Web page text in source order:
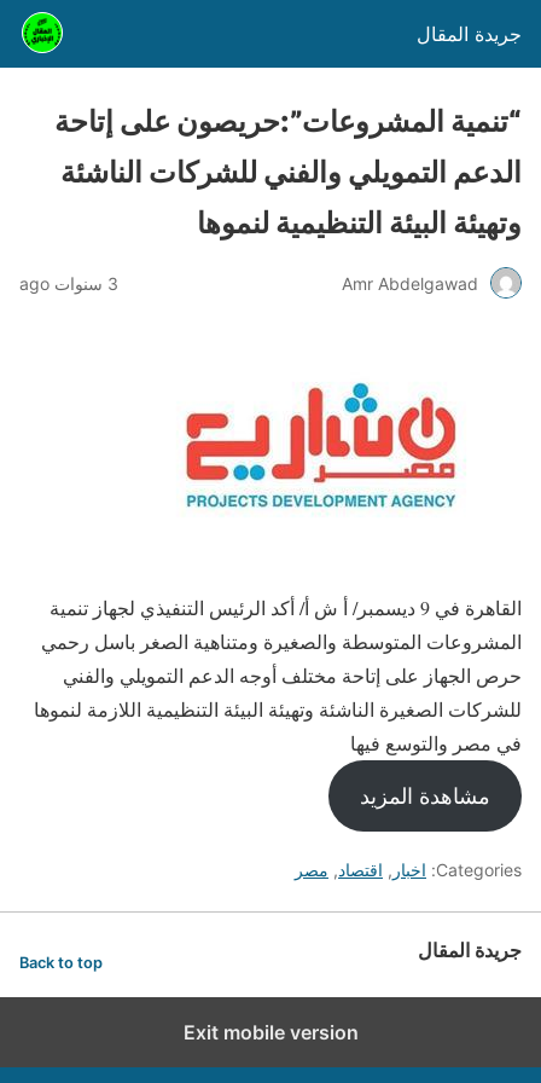
جريدة المقال
“تنمية المشروعات”:حريصون على إتاحة
الدعم التمويلي والفني للشركات الناشئة
وتهيئة البيئة التنظيمية لنموها
Amr Abdelgawad 3 سنوات ago
القاهرة في 9 ديسمبر/ أ ش أ/ أكد الرئيس التنفيذي لجهاز تنمية
المشروعات المتوسطة والصغيرة ومتناهية الصغر باسل رحمي
حرص الجهاز على إتاحة مختلف أوجه الدعم التمويلي والفني
للشركات الصغيرة الناشئة وتهيئة البيئة التنظيمية اللازمة لنموها
في مصر والتوسع فيها
مشاهدة المزيد
Categories: اخبار , اقتصاد, مصر
جريدة المقال Back to top
Exit mobile version